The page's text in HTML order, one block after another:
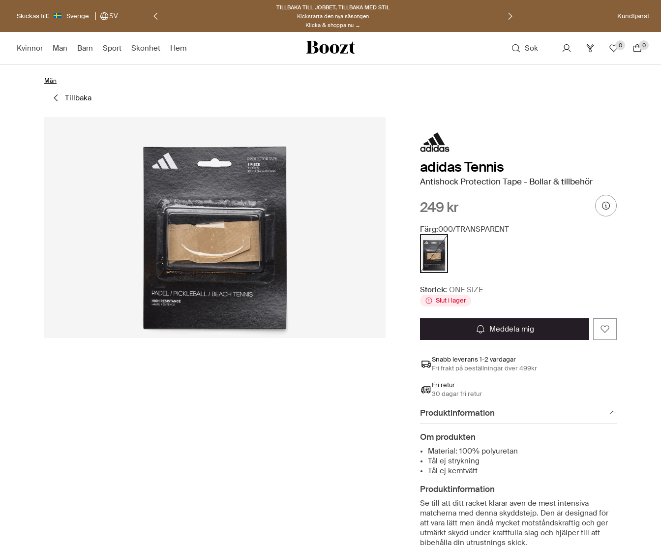
Skickas till: Sverige SV
TILLBAKA TILL JOBBET, TILLBAKA MED STIL
Kickstarta den nya säsongen
Klicka & shoppa nu →
Kundtjänst
Kvinnor Män Barn Sport Skönhet Hem Sök 0 0
Män
tillbaka
adidas Tennis
Antishock Protection Tape - Bollar & tillbehör
249 kr
Färg:000/TRANSPARENT
Storlek: ONE SIZE
Slut i lager
meddela mig
Snabb leverans 1-2 vardagar
Fri frakt på beställningar över 499kr
Fri retur
30 dagar fri retur
Produktinformation
Om produkten
Material: 100% polyuretan
Tål ej strykning
Tål ej kemtvätt
Produktinformation
Se till att ditt racket klarar även de mest intensiva
matcherna med denna skyddstejp. Den är designad för
att vara lätt men ändå mycket motståndskraftig och ger
utmärkt skydd under kraftfulla slag och hjälper till att
bibehålla din utrustnings skick.